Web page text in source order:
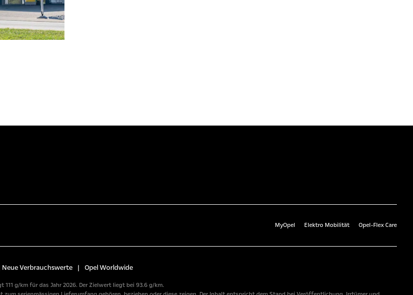
MyOpel Elektro Mobilität Opel-Flex Care
Neue Verbrauchswerte | Opel Worldwide
g/km für das Jahr 2026. Der Zielwert liegt bei 93.6 g/km.